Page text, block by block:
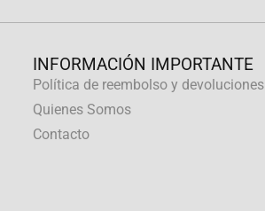
INFORMACIÓN IMPORTANTE
Política de reembolso y devoluciones
Quienes Somos
Contacto